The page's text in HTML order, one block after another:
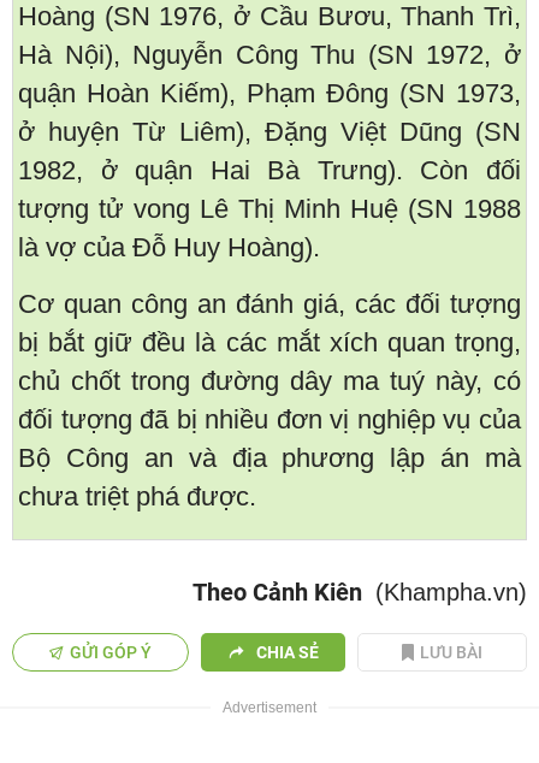
Hoàng (SN 1976, ở Cầu Bươu, Thanh Trì,
Hà Nội), Nguyễn Công Thu (SN 1972, ở
quận Hoàn Kiếm), Phạm Đông (SN 1973,
ở huyện Từ Liêm), Đặng Việt Dũng (SN
1982, ở quận Hai Bà Trưng). Còn đối
tượng tử vong Lê Thị Minh Huệ (SN 1988
là vợ của Đỗ Huy Hoàng).
Cơ quan công an đánh giá, các đối tượng
bị bắt giữ đều là các mắt xích quan trọng,
chủ chốt trong đường dây ma tuý này, có
đối tượng đã bị nhiều đơn vị nghiệp vụ của
Bộ Công an và địa phương lập án mà
chưa triệt phá được.
Theo Cảnh Kiên (Khampha.vn)
GỬI GÓP Ý CHIA SẺ LƯU BÀI